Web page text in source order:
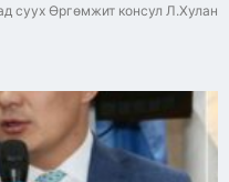
суух Өргөмжит консул Л.Хулан